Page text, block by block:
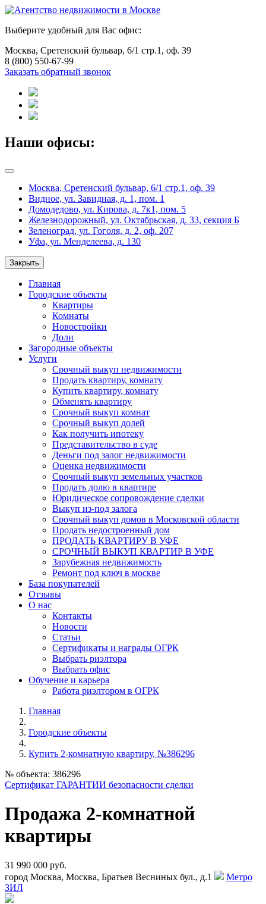
Выберите удобный для Вас офис:
Москва, Сретенский бульвар, 6/1 стр.1, оф. 39
8 (800) 550-67-99
Заказать обратный звонок
Наши офисы:
Москва, Сретенский бульвар, 6/1 стр.1, оф. 39
Видное, ул. Завидная, д. 1, пом. 1
Домодедово, ул. Кирова, д. 7к1, пом. 5
Железнодорожный, ул. Октябрьская, д. 33, секция Б
Зеленоград, ул. Гоголя, д. 2, оф. 207
Уфа, ул. Менделеева, д. 130
Закрыть
Главная
Городские объекты
Квартиры
Комнаты
Новостройки
Доли
Загородные объекты
Услуги
Срочный выкуп недвижимости
Продать квартиру, комнату
Купить квартиру, комнату
Обменять квартиру
Срочный выкуп комнат
Срочный выкуп долей
Как получить ипотеку
Представительство в суде
Деньги под залог недвижимости
Оценка недвижимости
Срочный выкуп земельных участков
Продать долю в квартире
Юридическое сопровождение сделки
Выкуп из-под залога
Срочный выкуп домов в Московской области
Продать недостроенный дом
ПРОДАТЬ КВАРТИРУ В УФЕ
СРОЧНЫЙ ВЫКУП КВАРТИР В УФЕ
Зарубежная недвижимость
Ремонт под ключ в москве
База покупателей
Отзывы
О нас
Контакты
Новости
Статьи
Сертификаты и награды ОГРК
Выбрать риэлтора
Выбрать офис
Обучение и карьера
Работа риэлтором в ОГРК
Главная
Городские объекты
Купить 2-комнатную квартиру, №386296
№ объекта: 386296
Сертификат ГАРАНТИИ безопасности сделки
Продажа 2-комнатной
квартиры
31 990 000 руб.
город Москва, Москва, Братьев Весниных бул., д.1
Метро
ЗИЛ